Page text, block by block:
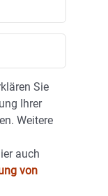
Sie
Ihrer
Weitere
auch
von